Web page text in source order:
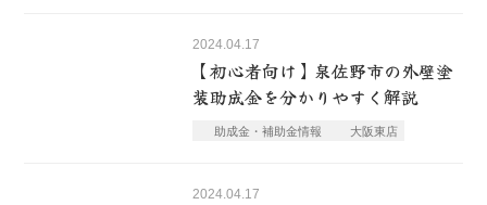
2024.04.17
【初心者向け】泉佐野市の外壁塗
装助成金を分かりやすく解説
助成金・補助金情報 大阪東店
2024.04.17